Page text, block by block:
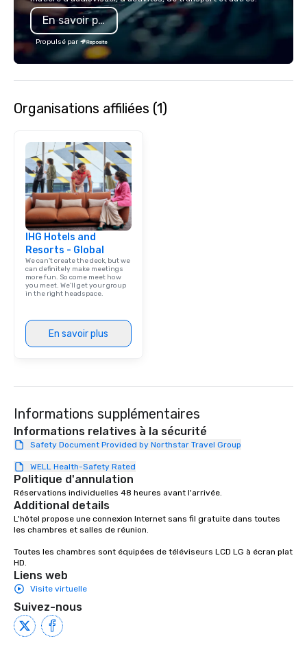
En savoir plus
Propulsé par
Organisations affiliées (1)
IHG Hotels and
Resorts - Global
We can't create the deck, but we
can definitely make meetings
more fun. So come meet how
you meet. We'll get your group
in the right headspace.
En savoir plus
Informations supplémentaires
Informations relatives à la sécurité
Safety Document Provided by Northstar Travel Group
WELL Health-Safety Rated
Politique d'annulation
Réservations individuelles 48 heures avant l'arrivée.
Additional details
L'hôtel propose une connexion Internet sans fil gratuite dans toutes
les chambres et salles de réunion.
Toutes les chambres sont équipées de téléviseurs LCD LG à écran plat
HD.
Liens web
Visite virtuelle
Suivez-nous